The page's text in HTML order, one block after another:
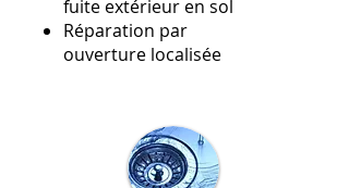
fuite extérieur en sol
Réparation par
ouverture localisée